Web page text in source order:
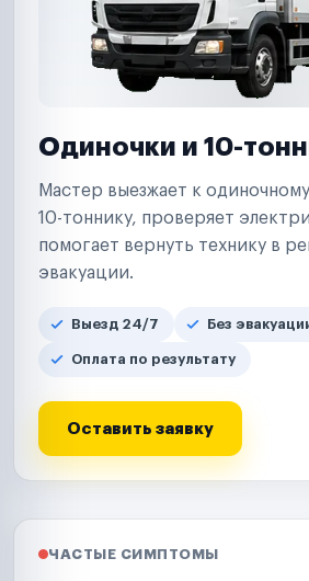
Одиночки и 10-
Мастер выезжает к
10-тоннику, проверяет
помогает вернуть технику в
эвакуации.
Выезд 24/7 Без
Оплата по результату
Оставить заявку
ЧАСТЫЕ СИМПТОМЫ